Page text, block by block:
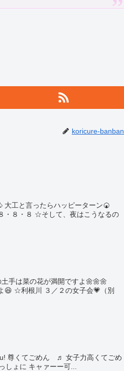
koricure-banban
工と言ったらハッピーターン🍘
８・８ ☆そして、夜はこうなるの
土手は菜の花が満開ですよ🌼🌼🌼
😆 ☆利根川 ３／２の女子会💗（別
尊くてごめん ♬ 女子力高くてごめ
ょに キャァーー可...